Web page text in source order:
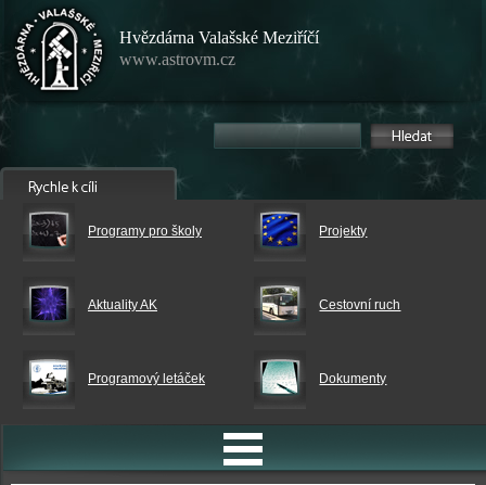
Hvězdárna Valašské Meziříčí
www.astrovm.cz
Programy pro školy Projekty
Aktuality AK Cestovní ruch
Programový letáček Dokumenty